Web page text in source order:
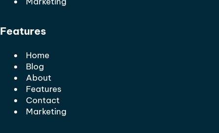
Features
Home
Blog
About
Features
Contact
Marketing